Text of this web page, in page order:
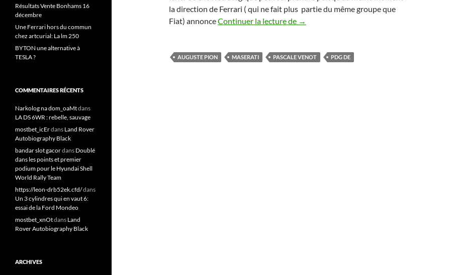
la direction de Ferrari ( qui ne fait plus partie du même groupe que
Fiat) annonceContinuer la lecture de Maserati présente sa nouvelle Grand Tourisme
→
AUGUSTE PION MASERATI PASCALE VENOT PDG DE
Résultats Vente Bonhams 16
décembre
Une Ferrari hors du commun
chez artcurial: La lm 250
BYTON une alternative à
TESLA ?
COMMENTAIRES RÉCENTS
Narkolog na dom_oaMtdans
LA DS 6WR : rebelle, sauvage
mostbet_icErdans Land Rover
Autobiography Black
bandar slot gacordans Doublé
dans les points et premier
podium pour le Hyundai Shell
World Rally Team
https://leon-drb52ek.cfd/dans
Un 3 cylindres qui en vaut 6:
essai de la Ford Mondeo
mostbet_xnOtdans Land
Rover Autobiography Black
ARCHIVES